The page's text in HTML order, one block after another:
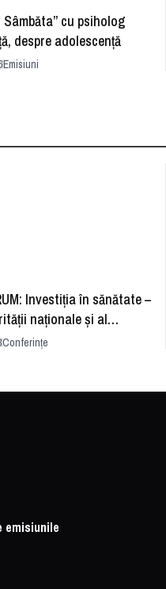
Sâmbăta” cu psiholog
despre adolescență
Emisiuni
Investiția în sănătate –
naționale și al
Conferințe
emisiunile